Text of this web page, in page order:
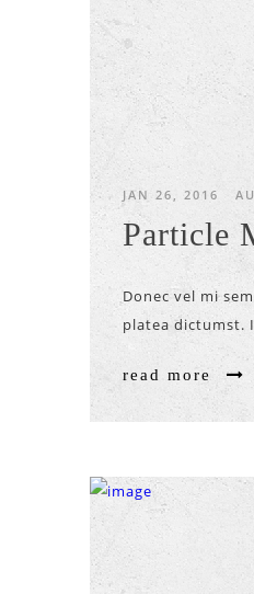
JAN 26, 2016
Particle
Donec vel mi
platea dictumst.
read more